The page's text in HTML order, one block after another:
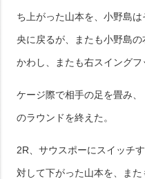
ち上がった山本を、小野島
央に戻るが、またも小野島
かわし、またも右スイングフ
ケージ際で相手の足を畳み
のラウンドを終えた。
2R、サウスポーにスイッチ
対して下がった山本を、ま